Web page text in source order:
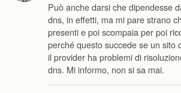
Può anche darsi che dipendesse
dns, in effetti, ma mi pare strano
presenti e poi scompaia per poi
perché questo succede se un sito
il provider ha problemi di
dns. Mi informo, non si sa mai.